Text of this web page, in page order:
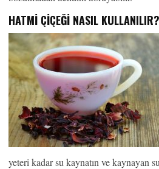
HATMI ÇIÇEĞI NASIL KULLANILIR?
yeteri kadar su kaynatın ve kaynayan